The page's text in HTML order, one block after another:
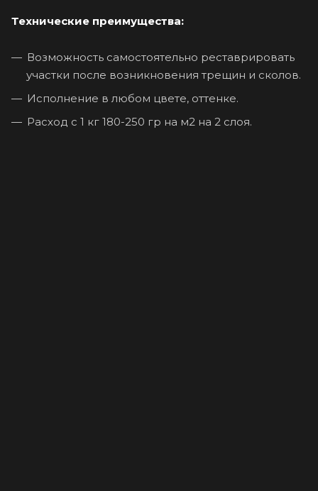
Технические преимущества:
Возможность самостоятельно реставрировать
участки после возникновения трещин и сколов.
Исполнение в любом цвете, оттенке.
Расход с 1 кг 180-250 гр на м2 на 2 слоя.